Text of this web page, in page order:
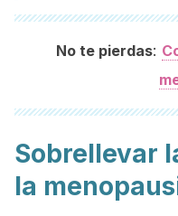
No te pierdas:
Sobrellevar
la